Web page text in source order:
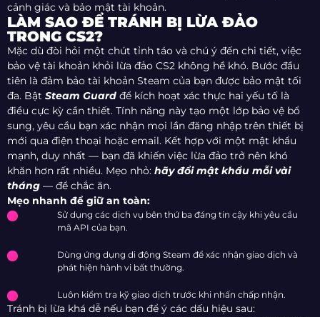
cảnh giác và bảo mật tài khoản.
LÀM SAO ĐỂ TRÁNH BỊ LỪA ĐẢO
TRONG CS2?
Mặc dù đòi hỏi một chút tỉnh táo và chú ý đến chi tiết, việc
bảo vệ tài khoản khỏi lừa đảo CS2 không hề khó. Bước đầu
tiên là đảm bảo tài khoản Steam của bạn được bảo mật tối
đa. Bật Steam Guard để kích hoạt xác thực hai yếu tố là
điều cực kỳ cần thiết. Tính năng này tạo một lớp bảo vệ bổ
sung, yêu cầu bạn xác nhận mọi lần đăng nhập trên thiết bị
mới qua điện thoại hoặc email. Kết hợp với một mật khẩu
mạnh, duy nhất — bạn đã khiến việc lừa đảo trở nên khó
khăn hơn rất nhiều. Mẹo nhỏ: hãy đổi mật khẩu mỗi vài
tháng — để chắc ăn.
Mẹo nhanh để giữ an toàn:
Sử dụng các dịch vụ bên thứ ba đáng tin cậy khi yêu cầu
mã API của bạn.
Dùng ứng dụng di động Steam để xác nhận giao dịch và
phát hiện hành vi bất thường.
Luôn kiểm tra kỹ giao dịch trước khi nhấn chấp nhận.
Tránh bị lừa khá dễ nếu bạn để ý các dấu hiệu sau: